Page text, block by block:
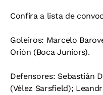
Confira a lista de
Goleiros: Marcelo
Orión (Boca Juniors).
Defensores: Sebastián
(Vélez Sarsfield);